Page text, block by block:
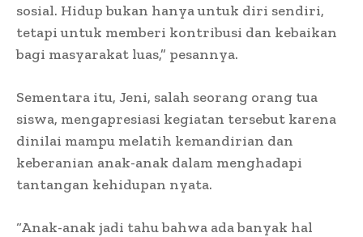
sosial. Hidup bukan hanya untuk diri sendiri,
tetapi untuk memberi kontribusi dan kebaikan
bagi masyarakat luas,” pesannya.
Sementara itu, Jeni, salah seorang orang tua
siswa, mengapresiasi kegiatan tersebut karena
dinilai mampu melatih kemandirian dan
keberanian anak-anak dalam menghadapi
tantangan kehidupan nyata.
“Anak-anak jadi tahu bahwa ada banyak hal